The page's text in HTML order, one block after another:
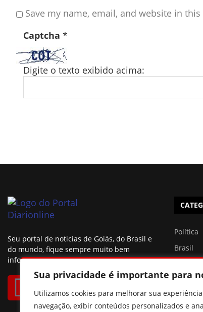
Sua privacidade é importante para
Utilizamos cookies para melhorar sua
navegação, exibir conteúdos personalizados e
Save my name, email, and website in
Captcha *
Digite o texto exibido acima:
Seu portal de noticias de Goiás, do Brasil e
do mundo, fique sempre muito bem
informado.
Política
Brasil
São
Famosos